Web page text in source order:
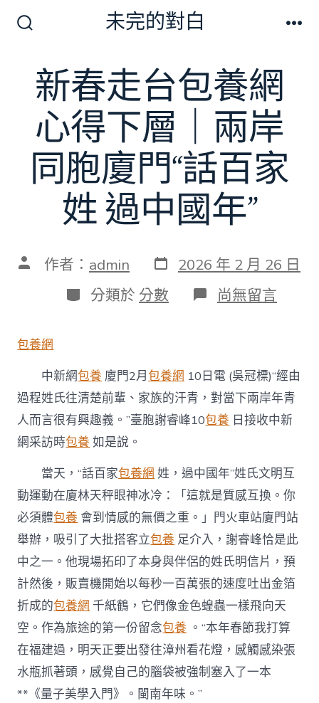
切
換
開
未完的對白
新春走台包養網
心得下層｜兩岸
同胞廈門“話百家
姓 過中國年”
文 作者： admin 發
表
日
期
2026 年 2 月 26 日
分
類
分類於 分數 在
〈新
包
養
網
心
得
｜
兩
岸
同
胞
廈
門
“話
百
家
姓
過
中
國
年”〉
中
尚無留言
包養網
中新網包養 廈門2月包養網 10日電 (吳冠標)“經由
過程姓氏往清楚前輩、家族的汗青，對當下兩岸年青
人而言很有興趣義。”臺胞謝睿峰10包養 日接收中新
網采訪時包養 如是說。
當天，“話百家包養網 姓，過中國年”姓氏文明互
動運動在廈林天秤眼神冰冷：「這就是質感互換。你
必須體包養 會到情感的無價之重。」門火車站廈門站
舉辦，吸引了大批搭客立包養 足介入，謝睿峰恰是此
中之一。他現場拓印了本身與伴侶的姓氏明信片，預
計然後，販賣機開始以每秒一百萬張的速度吐出金箔
折成的包養網 千紙鶴，它們像金色蝗蟲一樣飛向天
空。作為旅途的第一份留念包養 。“本年春節我打算
在福建過，明天正要出發往漳州看花燈，感觸感染張
水瓶抓著頭，感覺自己的腦袋被強制塞入了一本
**《量子美學入門》。閩南年味。”